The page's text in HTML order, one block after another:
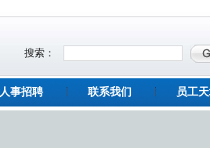
搜索：
人事招聘 联系我们 员工